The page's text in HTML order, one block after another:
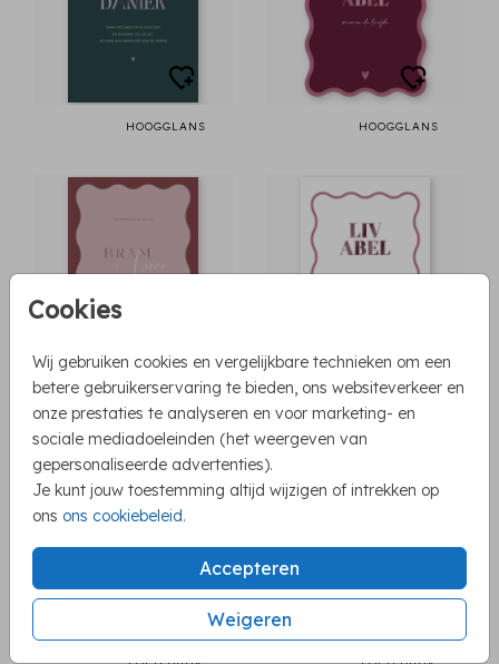
Cookies
Wij gebruiken cookies en vergelijkbare technieken om een
betere gebruikerservaring te bieden, ons websiteverkeer en
onze prestaties te analyseren en voor marketing- en
sociale mediadoeleinden (het weergeven van
gepersonaliseerde advertenties).
Je kunt jouw toestemming altijd wijzigen of intrekken op
ons ons cookiebeleid.
Accepteren
Weigeren
HOOGGLANS HOOGGLANS
HOOGGLANS HOOGGLANS